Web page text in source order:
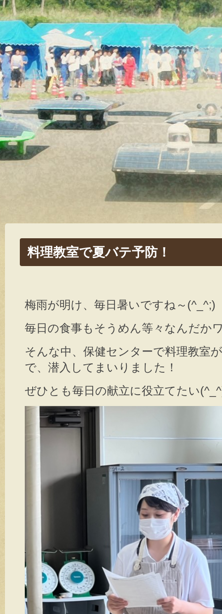
料理教室で夏バテ予防！
梅雨が明け、毎日暑いですね～(^_^;)
毎日の食事もそうめん等々なんだか
そんな中、保健センターで料理教室
で、潜入してまいりました！
ぜひとも毎日の献立に役立てたい